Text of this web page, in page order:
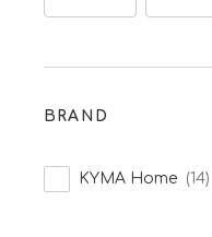
BRAND
KYMA Home (14)